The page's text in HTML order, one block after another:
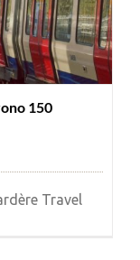
150
Travel